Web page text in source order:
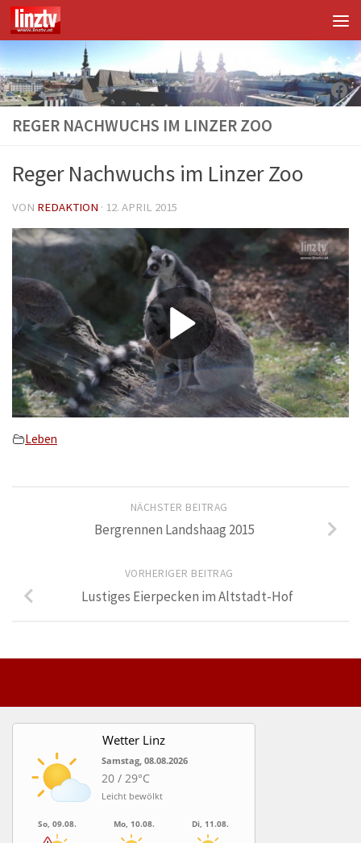
Unter dem Inhalt
REGER NACHWUCHS IM LINZER ZOO
Reger Nachwuchs im Linzer Zoo
VON REDAKTION · 12. APRIL 2015
Leben
NÄCHSTER BEITRAG
Bergrennen Landshaag 2015
VORHERIGER BEITRAG
Lustiges Eierpecken im Altstadt-Hof
Wetter Linz
Samstag, 08.08.2026
20 / 29°C
Leicht bewölkt
So, 09.08. Mo, 10.08. Di, 11.08.